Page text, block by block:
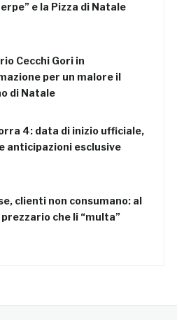
e la Pizza di Natale
Cecchi Gori in
per un malore il
di Natale
4: data di inizio ufficiale,
anticipazioni esclusive
clienti non consumano: al
che li “multa”